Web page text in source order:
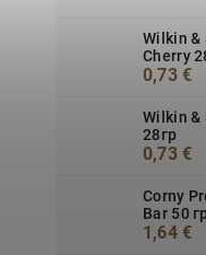
Wilkin &
Cherry
0,73 €
Wilkin &
28гр
0,73 €
Corny
Bar 50
1,64 €